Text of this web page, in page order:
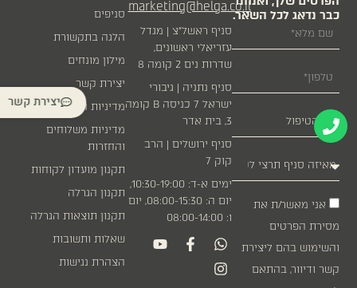
marketing@helga.co.il
סניף ראשל״צ | מגדל
עזריאלי ראשונים,
שדרות נים 2 קומה 8
סניף נתניה | גיבורי
ישראל 7 כניסה B קומה
3, בית אדר
סניף ירושלים | הרב
קוק 7
ימים א-ד: 10:30-19:00,
יום ה: 08:00-15:30, יום
ו: 08:00-14:00
סניפים
הלגה בתקשורת
מילון מונחים
יצירת קשר
מדיניות הפרטיות
מדיניות משלוחים
והחזרות
תקנון מועדון לקוחות
תקנון הגרלה
תקנון תוצאות הגרלה
שאלות ותשובות
הצהרת נגישות
כבר נדאג לכל השאר.
אני מאשר/ת את
מסירת הפרטים
והשימוש בהם ליצירת
קשר ודיוור, בהתאם
יצירת קשר